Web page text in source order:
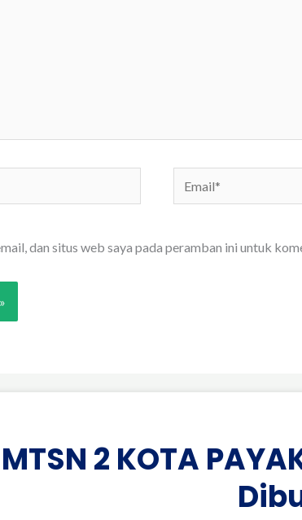
Email*
dan situs web saya pada peramban ini untuk
MTSN 2 KOTA